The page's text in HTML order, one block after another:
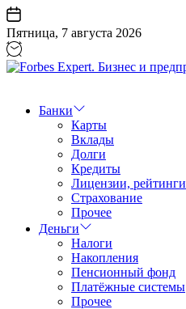
Перейти
к
содержанию
Пятница, 7 августа 2026
Бизнес
предпринимательство
Банки
Карты
Вклады
Долги
Кредиты
Лицензии, рейтинги
Страхование
Прочее
Деньги
Налоги
Накопления
Пенсионный фонд
Платёжные системы
Прочее